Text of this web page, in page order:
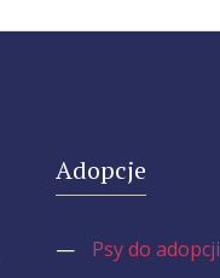
Adopcje
—
Psy do adopcji